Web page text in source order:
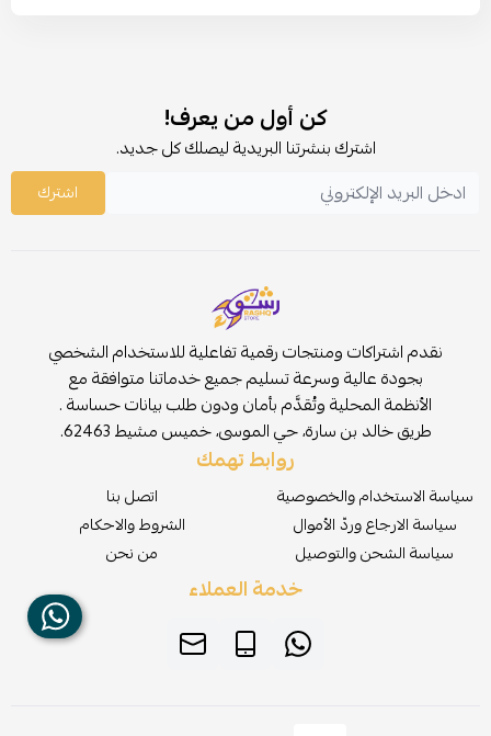
كن أول من يعرف!
اشترك بنشرتنا البريدية ليصلك كل جديد.
اشترك
نقدم اشتراكات ومنتجات رقمية تفاعلية للاستخدام الشخصي
بجودة عالية وسرعة تسليم جميع خدماتنا متوافقة مع
الأنظمة المحلية وتُقدَّم بأمان ودون طلب بيانات حساسة .
طريق خالد بن سارة، حي الموسى، خميس مشيط 62463.
روابط تهمك
سياسة الاستخدام والخصوصية
سياسة الارجاع وردّ الأموال
سياسة الشحن والتوصيل
اتصل بنا
الشروط والاحكام
من نحن
خدمة العملاء